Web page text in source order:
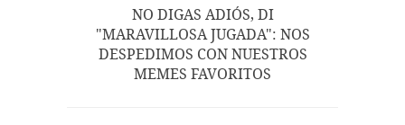
NO DIGAS ADIÓS, DI
"MARAVILLOSA JUGADA": NOS
DESPEDIMOS CON NUESTROS
MEMES FAVORITOS